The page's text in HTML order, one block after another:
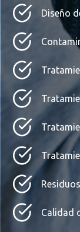
Diseño
Calidad